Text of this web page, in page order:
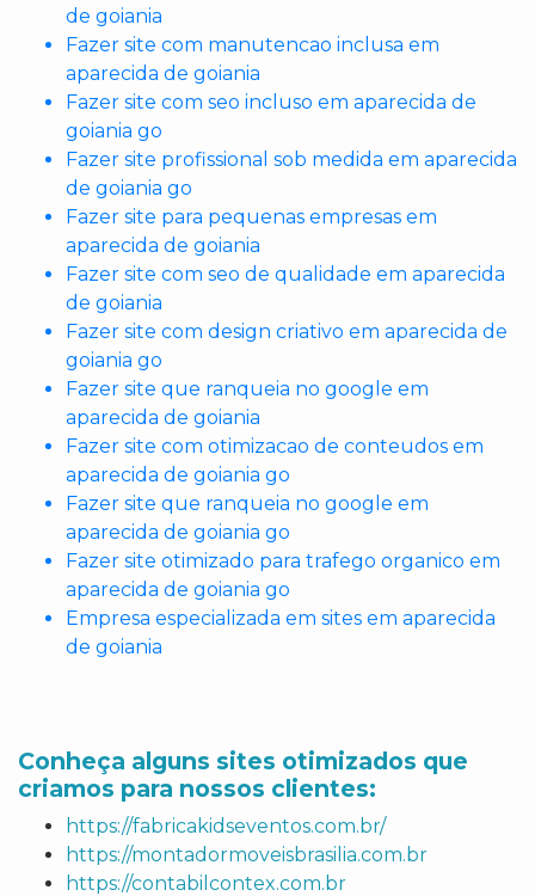
de goiania
Fazer site com manutencao inclusa em
aparecida de goiania
Fazer site com seo incluso em aparecida de
goiania go
Fazer site profissional sob medida em aparecida
de goiania go
Fazer site para pequenas empresas em
aparecida de goiania
Fazer site com seo de qualidade em aparecida
de goiania
Fazer site com design criativo em aparecida de
goiania go
Fazer site que ranqueia no google em
aparecida de goiania
Fazer site com otimizacao de conteudos em
aparecida de goiania go
Fazer site que ranqueia no google em
aparecida de goiania go
Fazer site otimizado para trafego organico em
aparecida de goiania go
Empresa especializada em sites em aparecida
de goiania
Conheça alguns sites otimizados que
criamos para nossos clientes:
https://fabricakidseventos.com.br/
https://montadormoveisbrasilia.com.br
https://contabilcontex.com.br